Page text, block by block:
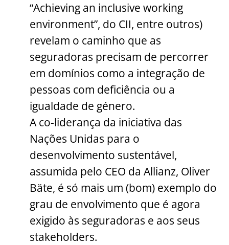
“Achieving an inclusive working
environment”, do CII, entre outros)
revelam o caminho que as
seguradoras precisam de percorrer
em domínios como a integração de
pessoas com deficiência ou a
igualdade de género.
A co-liderança da iniciativa das
Nações Unidas para o
desenvolvimento sustentável,
assumida pelo CEO da Allianz, Oliver
Bäte, é só mais um (bom) exemplo do
grau de envolvimento que é agora
exigido às seguradoras e aos seus
stakeholders.